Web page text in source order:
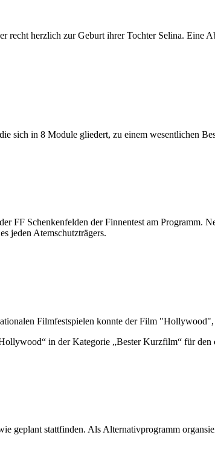
recht herzlich zur Geburt ihrer Tochter Selina. Eine
sich in 8 Module gliedert, zu einem wesentlichen
FF Schenkenfelden der Finnentest am Programm.
jeden Atemschutzträgers.
Filmfestspielen konnte der Film
in der Kategorie „Bester Kurzfilm“ für den
geplant stattfinden. Als Alternativprogramm